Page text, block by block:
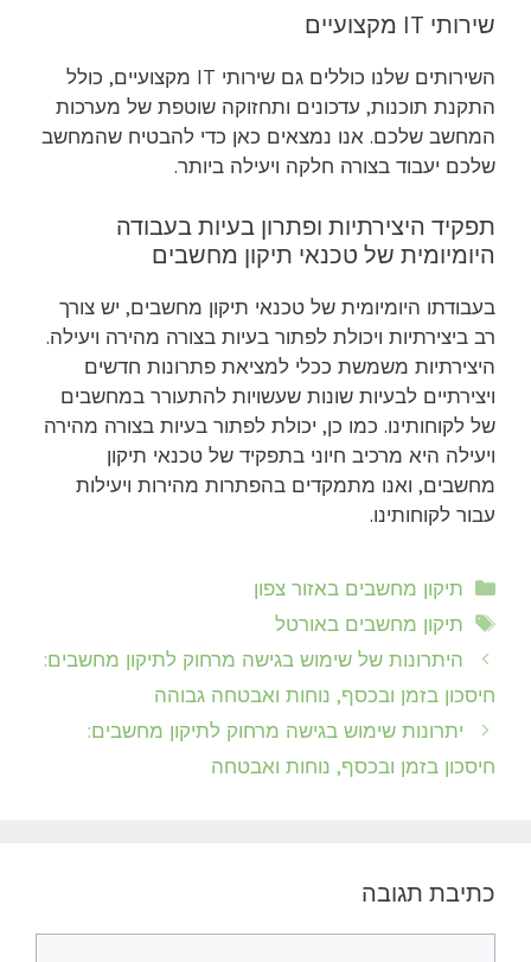
שירותי IT מקצועיים
השירותים שלנו כוללים גם שירותי IT מקצועיים, כולל
התקנת תוכנות, עדכונים ותחזוקה שוטפת של מערכות
המחשב שלכם. אנו נמצאים כאן כדי להבטיח שהמחשב
שלכם יעבוד בצורה חלקה ויעילה ביותר.
תפקיד היצירתיות ופתרון בעיות בעבודה
היומיומית של טכנאי תיקון מחשבים
בעבודתו היומיומית של טכנאי תיקון מחשבים, יש צורך
רב ביצירתיות ויכולת לפתור בעיות בצורה מהירה ויעילה.
היצירתיות משמשת ככלי למציאת פתרונות חדשים
ויצירתיים לבעיות שונות שעשויות להתעורר במחשבים
של לקוחותינו. כמו כן, יכולת לפתור בעיות בצורה מהירה
ויעילה היא מרכיב חיוני בתפקיד של טכנאי תיקון
מחשבים, ואנו מתמקדים בהפתרות מהירות ויעילות
עבור לקוחותינו.
קטגוריות
תיקון מחשבים באזור צפון
תגיות
תיקון מחשבים באורטל
היתרונות של שימוש בגישה מרחוק לתיקון מחשבים:
חיסכון בזמן ובכסף, נוחות ואבטחה גבוהה
יתרונות שימוש בגישה מרחוק לתיקון מחשבים:
חיסכון בזמן ובכסף, נוחות ואבטחה
כתיבת תגובה